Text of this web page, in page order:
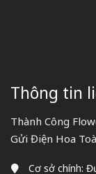
Thông tin
Thành Công
Gửi Điện Hoa
Cơ sở chính: